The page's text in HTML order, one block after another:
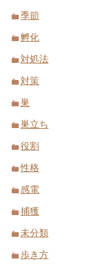
季節
孵化
対処法
対策
巣
巣立ち
役割
性格
感電
捕獲
未分類
歩き方